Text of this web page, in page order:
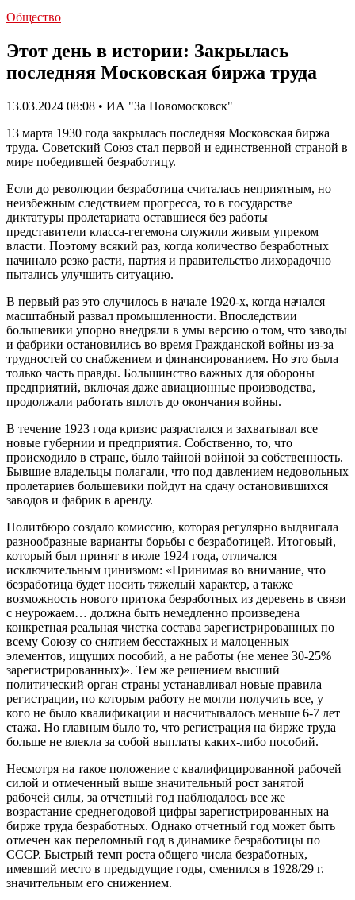
Общество
Этот день в истории: Закрылась
последняя Московская биржа труда
13.03.2024 08:08 • ИА "За Новомосковск"
13 марта 1930 года закрылась последняя Московская биржа
труда. Советский Союз стал первой и единственной страной в
мире победившей безработицу.
Если до революции безработица считалась неприятным, но
неизбежным следствием прогресса, то в государстве
диктатуры пролетариата оставшиеся без работы
представители класса-гегемона служили живым упреком
власти. Поэтому всякий раз, когда количество безработных
начинало резко расти, партия и правительство лихорадочно
пытались улучшить ситуацию.
В первый раз это случилось в начале 1920-х, когда начался
масштабный развал промышленности. Впоследствии
большевики упорно внедряли в умы версию о том, что заводы
и фабрики остановились во время Гражданской войны из-за
трудностей со снабжением и финансированием. Но это была
только часть правды. Большинство важных для обороны
предприятий, включая даже авиационные производства,
продолжали работать вплоть до окончания войны.
В течение 1923 года кризис разрастался и захватывал все
новые губернии и предприятия. Собственно, то, что
происходило в стране, было тайной войной за собственность.
Бывшие владельцы полагали, что под давлением недовольных
пролетариев большевики пойдут на сдачу остановившихся
заводов и фабрик в аренду.
Политбюро создало комиссию, которая регулярно выдвигала
разнообразные варианты борьбы с безработицей. Итоговый,
который был принят в июле 1924 года, отличался
исключительным цинизмом: «Принимая во внимание, что
безработица будет носить тяжелый характер, а также
возможность нового притока безработных из деревень в связи
с неурожаем… должна быть немедленно произведена
конкретная реальная чистка состава зарегистрированных по
всему Союзу со снятием бесстажных и малоценных
элементов, ищущих пособий, а не работы (не менее 30-25%
зарегистрированных)». Тем же решением высший
политический орган страны устанавливал новые правила
регистрации, по которым работу не могли получить все, у
кого не было квалификации и насчитывалось меньше 6-7 лет
стажа. Но главным было то, что регистрация на бирже труда
больше не влекла за собой выплаты каких-либо пособий.
Несмотря на такое положение с квалифицированной рабочей
силой и отмеченный выше значительный рост занятой
рабочей силы, за отчетный год наблюдалось все же
возрастание среднегодовой цифры зарегистрированных на
бирже труда безработных. Однако отчетный год может быть
отмечен как переломный год в динамике безработицы по
СССР. Быстрый темп роста общего числа безработных,
имевший место в предыдущие годы, сменился в 1928/29 г.
значительным его снижением.